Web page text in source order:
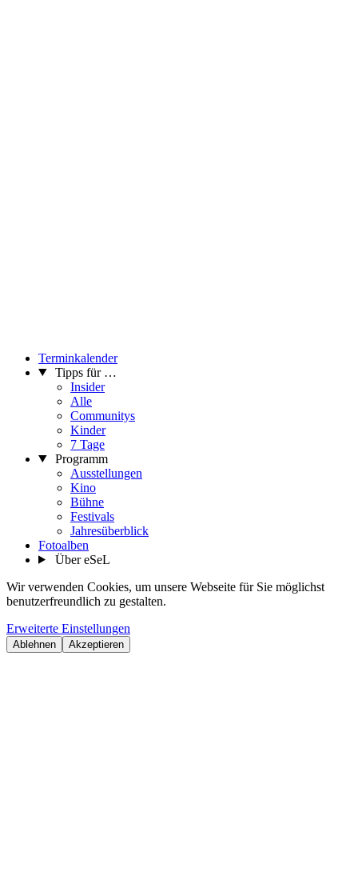
Terminkalender
Tipps für …
Insider
Alle
Communitys
Kinder
7 Tage
Programm
Ausstellungen
Kino
Bühne
Festivals
Jahresüberblick
Fotoalben
Über eSeL
Wir verwenden Cookies, um unsere Webseite für Sie möglichst
benutzerfreundlich zu gestalten.
Erweiterte Einstellungen
Ablehnen Akzeptieren